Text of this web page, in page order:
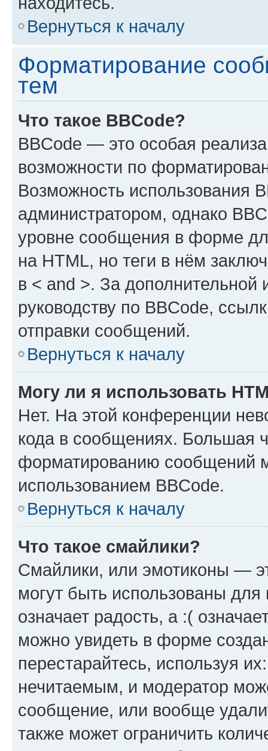
Вернуться к началу
Форматирование
тем
Что такое BBCode?
BBCode — это особая
возможности по
Возможность использования
администратором, однако
уровне сообщения в форме
на HTML, но теги в нём
в < and >. За
руководству по BBCode,
отправки сообщений.
Вернуться к началу
Могу ли я использовать
Нет. На этой конференции
кода в сообщениях. Большая
форматированию сообщений
использованием BBCode.
Вернуться к началу
Что такое смайлики?
Смайлики, или эмотиконы —
могут быть использованы
означает радость, а :(
можно увидеть в форме
перестарайтесь, используя
нечитаемым, и модератор
сообщение, или вообще
также может ограничить